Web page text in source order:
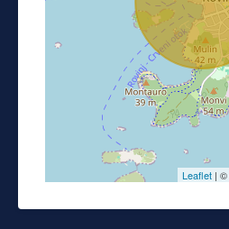
Leaflet | ©